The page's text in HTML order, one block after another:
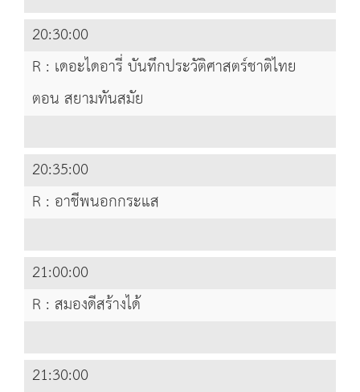
20:30:00
R : เดอะไดอารี่ บันทึกประวัติศาสตร์ชาติไทย
ตอน สยามทันสมัย
20:35:00
R : อาชีพนอกกระแส
21:00:00
R : สมองดีสร้างได้
21:30:00